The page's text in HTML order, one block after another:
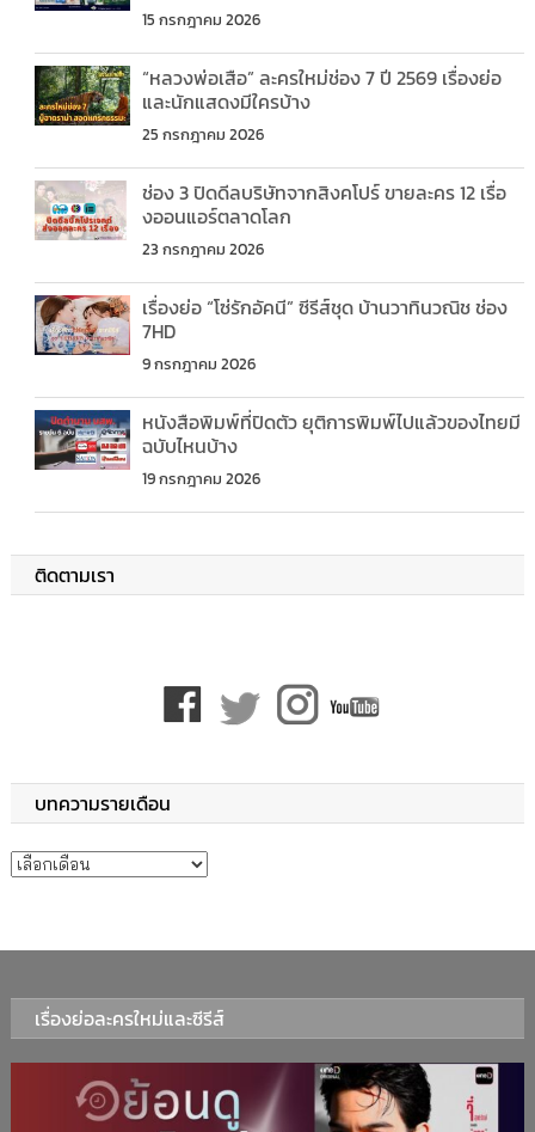
15 กรกฎาคม 2026
“หลวงพ่อเสือ” ละครใหม่ช่อง 7 ปี 2569 เรื่องย่อ
และนักแสดงมีใครบ้าง
25 กรกฎาคม 2026
ช่อง 3 ปิดดีลบริษัทจากสิงคโปร์ ขายละคร 12 เรื่อ
งออนแอร์ตลาดโลก
23 กรกฎาคม 2026
เรื่องย่อ “โซ่รักอัคนี” ซีรีส์ชุด บ้านวาทินวณิช ช่อง
7HD
9 กรกฎาคม 2026
หนังสือพิมพ์ที่ปิดตัว ยุติการพิมพ์ไปแล้วของไทยมี
ฉบับไหนบ้าง
19 กรกฎาคม 2026
ติดตามเรา
บทความรายเดือน
บทความรายเดือน
เรื่องย่อละครใหม่และซีรีส์